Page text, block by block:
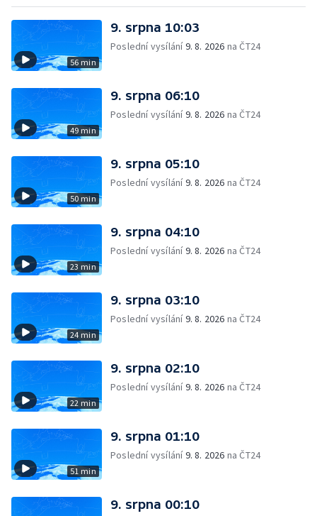
56 min
9. srpna 10:03
Poslední vysílání9. 8. 2026 na ČT24
49 min
9. srpna 06:10
Poslední vysílání9. 8. 2026 na ČT24
50 min
9. srpna 05:10
Poslední vysílání9. 8. 2026 na ČT24
23 min
9. srpna 04:10
Poslední vysílání9. 8. 2026 na ČT24
24 min
9. srpna 03:10
Poslední vysílání9. 8. 2026 na ČT24
22 min
9. srpna 02:10
Poslední vysílání9. 8. 2026 na ČT24
51 min
9. srpna 01:10
Poslední vysílání9. 8. 2026 na ČT24
9. srpna 00:10